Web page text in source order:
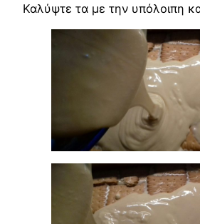
Καλύψτε τα με την υπόλοιπη